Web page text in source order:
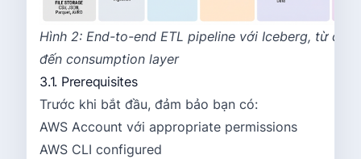
Hình 2: End-to-end ETL pipeline với Iceberg, từ
đến consumption layer
3.1. Prerequisites
Trước khi bắt đầu, đảm bảo bạn có:
AWS Account với appropriate permissions
AWS CLI configured